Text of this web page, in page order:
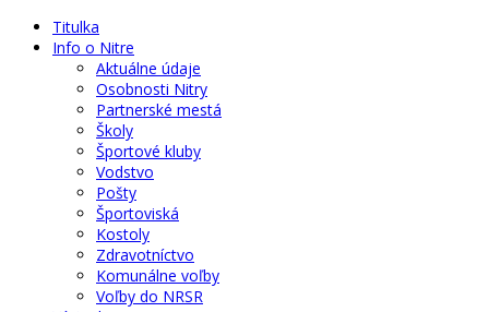
Titulka
Info o Nitre
Aktuálne údaje
Osobnosti Nitry
Partnerské mestá
Školy
Športové kluby
Vodstvo
Pošty
Športoviská
Kostoly
Zdravotníctvo
Komunálne voľby
Voľby do NRSR